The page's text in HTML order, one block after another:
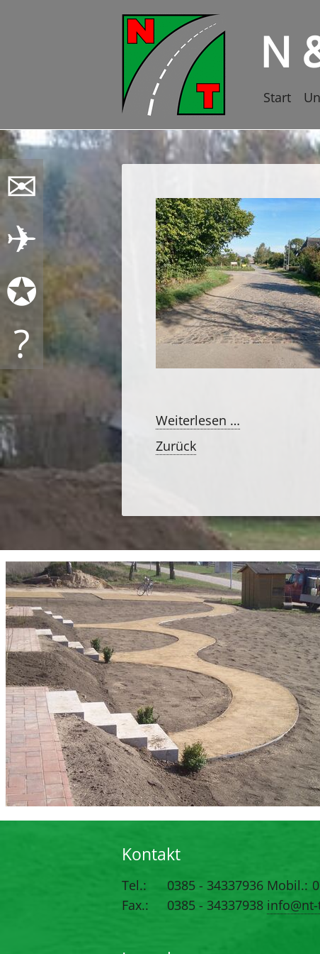
N
Navigation
Start
Weiterlesen …
Kalsow
Wismar
Zurück
✉
✈
✪
?
Kontakt
Tel.:
0385 - 34337936
Fax.:
0385 - 34337938
Mobil.: